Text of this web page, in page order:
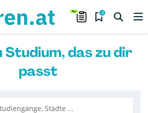
0
Studium, das zu dir
passt